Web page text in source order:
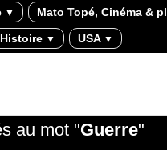
▼ Mato Topé, Cinéma &
▼ USA ▼
au mot "Guerre"